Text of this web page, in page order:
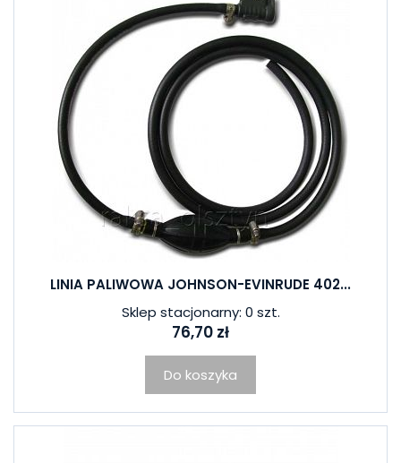
LINIA PALIWOWA JOHNSON-EVINRUDE 402...
Sklep stacjonarny: 0 szt.
76,70 zł
Do koszyka